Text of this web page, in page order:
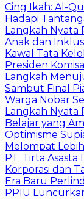
Cing Ikah: Al-
Hadapi
Langkah Nyata
Anak dan
Kawal Tata
Presiden
Langkah
Sambut Final
Warga Nobar
Langkah Nyata
Belajar yang
Optimisme
Melompat
PT. Tirta
Korporasi dan
Era Baru
PPIU